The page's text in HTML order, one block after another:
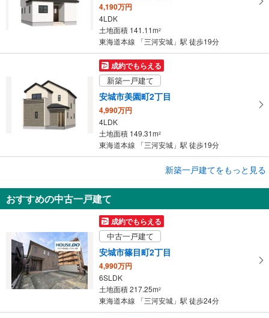
4,190万円
4LDK
土地面積 141.11m2
東海道本線 「三河安城」駅 徒歩19分
成約でもらえる
新築一戸建て
安城市美園町2丁目
4,990万円
4LDK
土地面積 149.31m2
東海道本線 「三河安城」駅 徒歩19分
安城市美園町1丁目
4,690万円
4LDK
土地面積 127.54m
東海道本線 「三河安城」駅 徒歩19分
新築一戸建てをもっと見る
おすすめの中古一戸建て
成約でもらえる
中古一戸建て
安城市篠目町2丁目
4,990万円
6SLDK
土地面積 217.25m2
東海道本線 「三河安城」駅 徒歩24分